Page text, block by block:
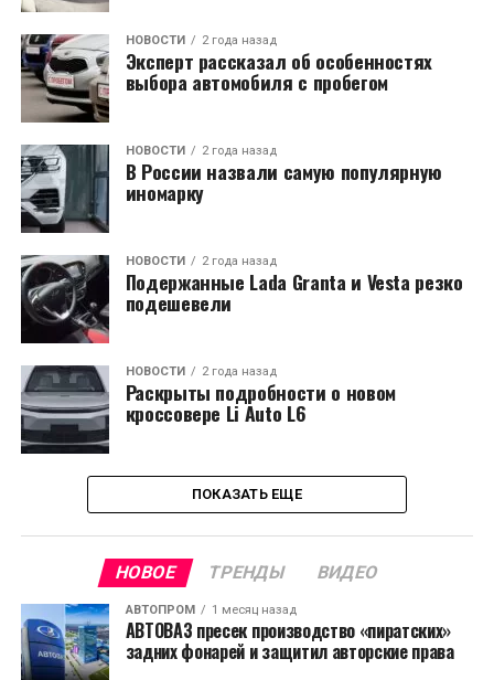
НОВОСТИ 2 года назад
Эксперт рассказал об особенностях
выбора автомобиля с пробегом
НОВОСТИ 2 года назад
В России назвали самую популярную
иномарку
НОВОСТИ 2 года назад
Подержанные Lada Granta и Vesta резко
подешевели
НОВОСТИ 2 года назад
Раскрыты подробности о новом
кроссовере Li Auto L6
ПОКАЗАТЬ ЕЩЕ
НОВОЕ ТРЕНДЫ ВИДЕО
АВТОПРОМ 1 месяц назад
АВТОВАЗ пресек производство «пиратских»
задних фонарей и защитил авторские права